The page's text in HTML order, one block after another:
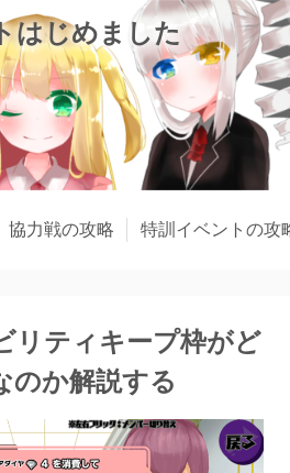
はじめました
協力戦の攻略 特訓イベントの攻
リティキープ枠がど
のか解説する